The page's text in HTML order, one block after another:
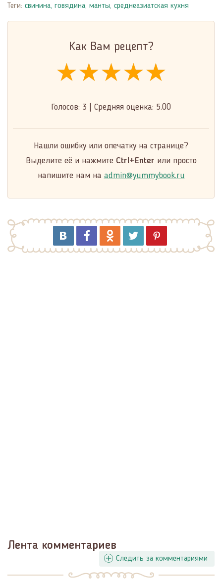
Теги: свинина, говядина, манты, среднеазиатская кухня
Как Вам рецепт?
★★★★★
★★★★★
★★★★★
Голосов: 3 Средняя оценка: 5.00
Нашли ошибку или опечатку на странице?
Выделите её и нажмите Ctrl+Enter или просто
напишите нам на admin@yummybook.ru
Лента комментариев
Следить за комментариями